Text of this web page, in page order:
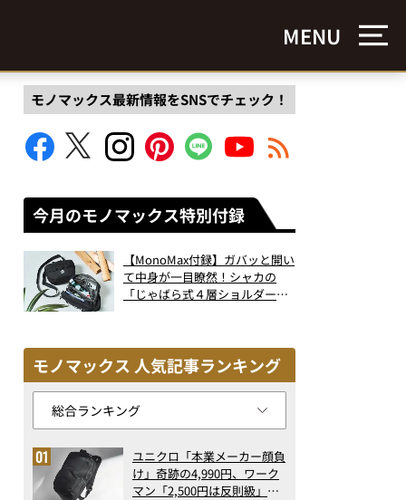
MENU
モノマックス最新情報をSNSでチェック！
今月のモノマックス特別付録
【MonoMax付録】ガバッと開い
て中身が一目瞭然！シャカの
「じゃばら式４層ショルダーバ
モノマックス 人気記事ランキング
ユニクロ「本業メーカー顔負
け」奇跡の4,990円、ワーク
マン「2,500円は反則級」凄